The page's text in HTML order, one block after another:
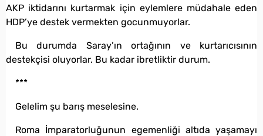
AKP iktidarını kurtarmak için eylemlere müdahale eden
HDP’ye destek vermekten gocunmuyorlar.
Bu durumda Saray’ın ortağının ve kurtarıcısının
destekçisi oluyorlar. Bu kadar ibretliktir durum.
***
Gelelim şu barış meselesine.
Roma İmparatorluğunun egemenliği altıda yaşamayı